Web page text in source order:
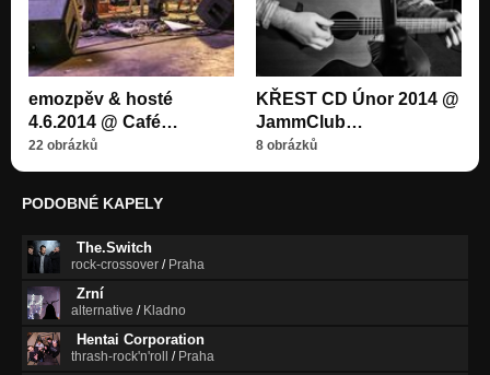
emozpěv & hosté
4.6.2014 @ Café…
22 obrázků
KŘEST CD Únor 2014 @
JammClub…
8 obrázků
PODOBNÉ KAPELY
The.Switch
rock-crossover / Praha
Zrní
alternative / Kladno
Hentai Corporation
thrash-rock'n'roll / Praha